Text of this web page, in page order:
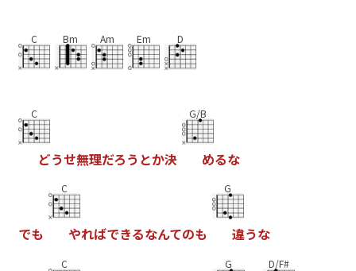
C Bm Am Em D
C
どうせ無理だろう とか決
G/B
めるな
でも
C
やればできるなんてのも
G
違うな
C G D/F#